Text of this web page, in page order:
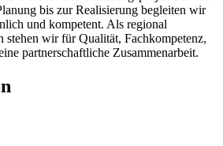
bis zur Realisierung begleiten wir
und kompetent. Als regional
stehen wir für Qualität, Fachkompetenz,
partnerschaftliche Zusammenarbeit.